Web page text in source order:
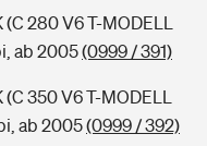
280 V6 T-MODELL
ab 2005(0999 / 391)
350 V6 T-MODELL
ab 2005(0999 / 392)